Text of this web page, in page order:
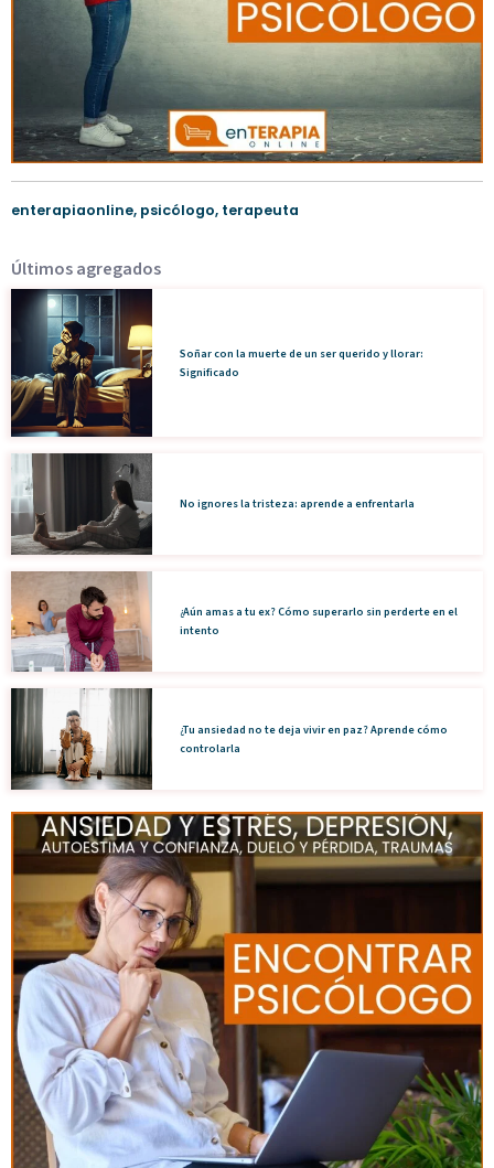
enterapiaonline, psicólogo, terapeuta
Últimos agregados
Soñar con la muerte de un ser querido y llorar:
Significado
No ignores la tristeza: aprende a enfrentarla
¿Aún amas a tu ex? Cómo superarlo sin perderte en el
intento
¿Tu ansiedad no te deja vivir en paz? Aprende cómo
controlarla